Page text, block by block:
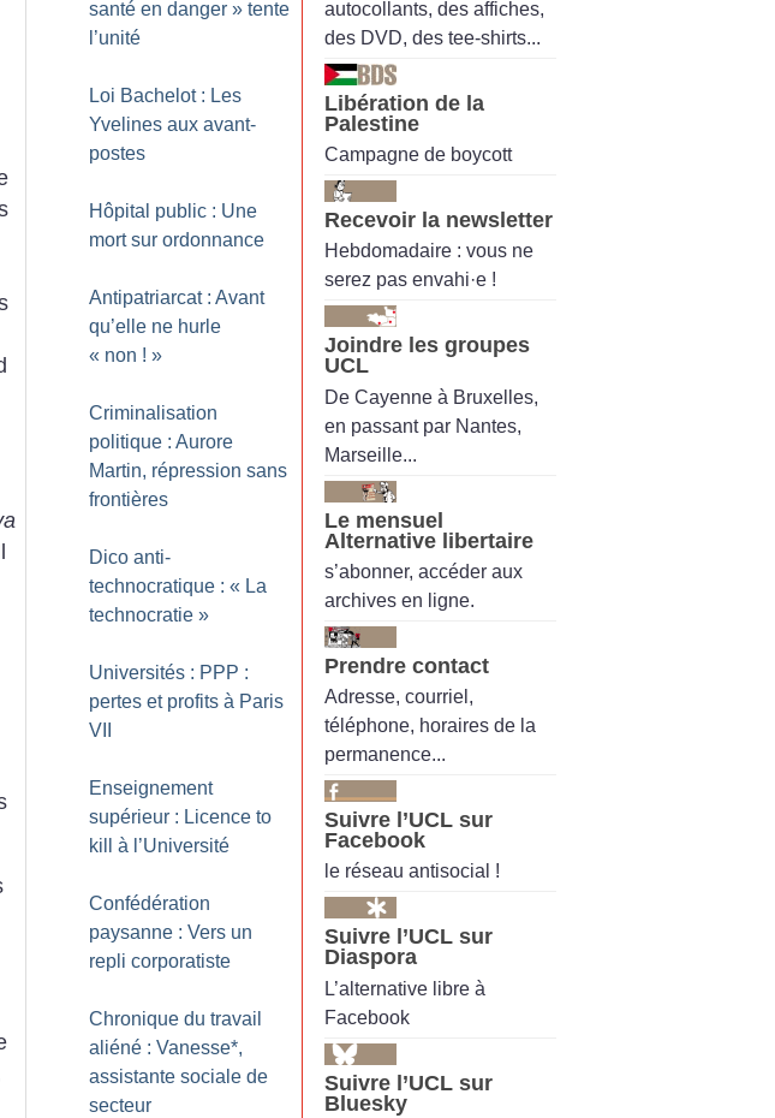
santé en danger » tente
l’unité
Loi Bachelot : Les
Yvelines aux avant-
postes
Hôpital public : Une
mort sur ordonnance
Antipatriarcat : Avant
qu’elle ne hurle
« non ! »
Criminalisation
politique : Aurore
Martin, répression sans
frontières
Dico anti-
technocratique : « La
technocratie »
Universités : PPP :
pertes et profits à Paris
VII
Enseignement
supérieur : Licence to
kill à l’Université
Confédération
paysanne : Vers un
repli corporatiste
Chronique du travail
aliéné : Vanesse*,
assistante sociale de
secteur
autocollants, des affiches,
des DVD, des tee-shirts...
Libération de la
Palestine
Campagne de boycott
Recevoir la newsletter
Hebdomadaire : vous ne
serez pas envahi·e !
Joindre les groupes
UCL
De Cayenne à Bruxelles,
en passant par Nantes,
Marseille...
Le mensuel
Alternative libertaire
s’abonner, accéder aux
archives en ligne.
Prendre contact
Adresse, courriel,
téléphone, horaires de la
permanence...
Suivre l’UCL sur
Facebook
le réseau antisocial !
Suivre l’UCL sur
Diaspora
L’alternative libre à
Facebook
Suivre l’UCL sur
Bluesky